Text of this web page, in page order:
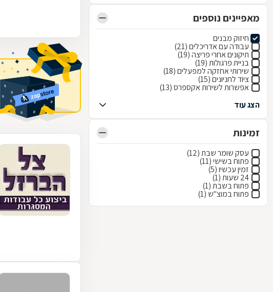
מאפיינים נוספים
חיזוק מבנים
עבודה עם אדריכלים (21)
תיקונים אחרי פריצה (19)
בניית פרגולות (19)
שירותי אחזקה למפעלים (18)
ציוד לחניונים (15)
אפשרות לשירות אקספרס (13)
הצג עוד
זמינות
עסק שומר שבת (12)
פתוח בשישי (11)
זמין עכשיו (5)
24 שעות (1)
פתוח בשבת (1)
פתוח במוצ"ש (1)